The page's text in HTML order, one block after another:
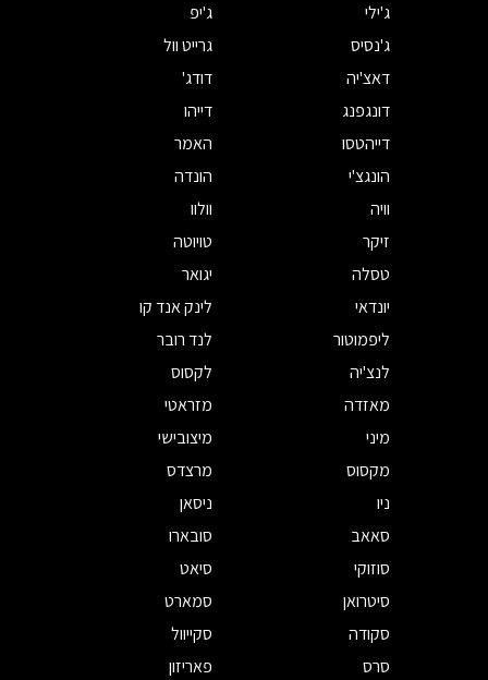
ג'ילי
ג'יפ
ג'נסיס
גרייט וול
דאצ'יה
דודג'
דונגפנג
דייהו
דייהטסו
האמר
הונגצ'י
הונדה
וויה
וולוו
זיקר
טויוטה
טסלה
יגואר
יונדאי
לינק אנד קו
ליפמוטור
לנד רובר
לנצ'יה
לקסוס
מאזדה
מזראטי
מיני
מיצובישי
מקסוס
מרצדס
ניו
ניסאן
סאאב
סובארו
סוזוקי
סיאט
סיטרואן
סמארט
סקודה
סקייוול
סרס
פאריזון